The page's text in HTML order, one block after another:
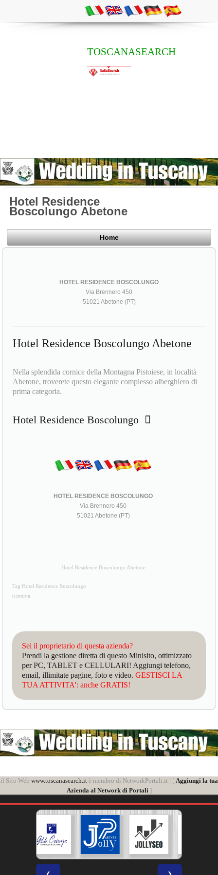
TOSCANASEARCH
Hotel Residence
Boscolungo Abetone
Home
HOTEL RESIDENCE BOSCOLUNGO
Via Brennero 450
51021 Abetone (PT)
Hotel Residence Boscolungo Abetone
Nella splendida cornice della Montagna Pistoiese, in località
Abetone, troverete questo elegante complesso alberghiero di
prima categoria.
Hotel Residence Boscolungo
HOTEL RESIDENCE BOSCOLUNGO
Via Brennero 450
51021 Abetone (PT)
Hotel Residence Boscolungo Abetone
Tag Hotel Residence Boscolungo
ricettiva
Sei il proprietario di questa azienda?
Prendi la gestione diretta di questo Minisito, ottimizzato
per PC, TABLET e CELLULARI! Aggiungi telefono,
email, illimitate pagine, foto e video.GESTISCI LA
TUA ATTIVITA': anche GRATIS!
il Sito Web www.toscanasearch.itè membro di NetworkPortali.it | [ Aggiungi la tua
Azienda al Network di Portali]